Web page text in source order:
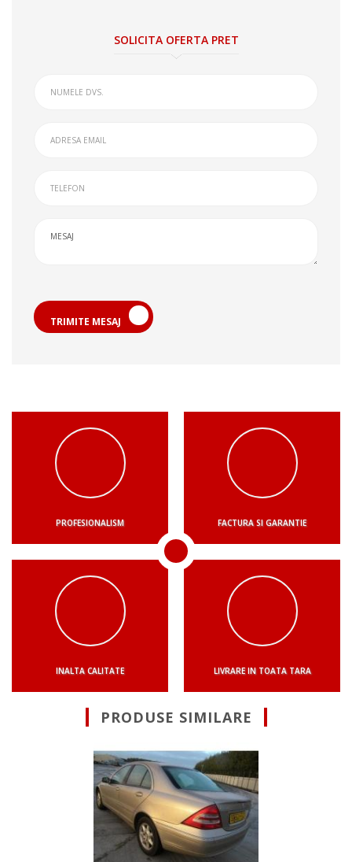
SOLICITA OFERTA PRET
TRIMITE MESAJ
PROFESIONALISM FACTURA SI GARANTIE
INALTA CALITATE LIVRARE IN TOATA TARA
PRODUSE SIMILARE